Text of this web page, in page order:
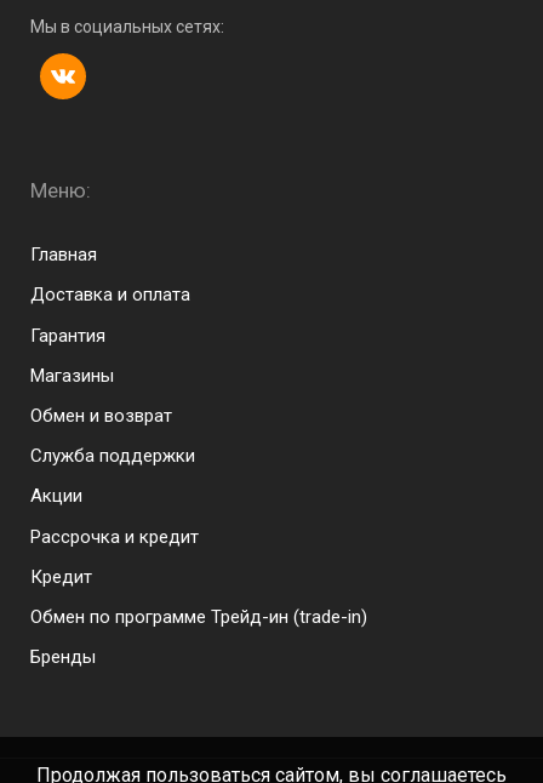
Меню:
Menu footer
Главная
Доставка и оплата
Гарантия
Магазины
Обмен и возврат
Служба поддержки
Акции
Рассрочка и кредит
Кредит
Обмен по программе Трейд-ин (trade-in)
Бренды
Мы в социальных сетях:
Продолжая пользоваться сайтом, вы соглашаетесь